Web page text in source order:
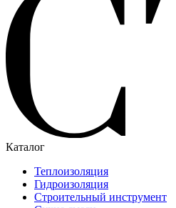
Каталог
Теплоизоляция
Гидроизоляция
Строительный инструмент